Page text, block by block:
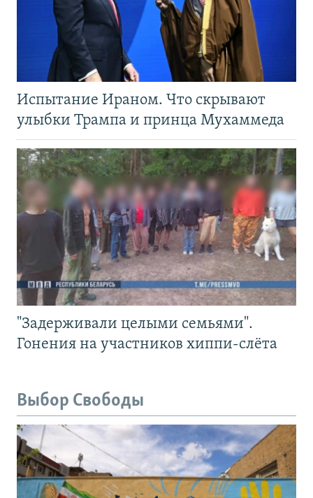
Испытание Ираном. Что скрывают
улыбки Трампа и принца Мухаммеда
"Задерживали целыми семьями".
Гонения на участников хиппи-слёта
Выбор Свободы